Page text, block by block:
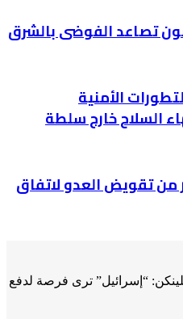
تصاعد الفوضى بالشرق
الأمنية
السلاح خارج سلطة
من تقويض العدو لاتفاق
“إسرائيل” ترى فرصة لدفع